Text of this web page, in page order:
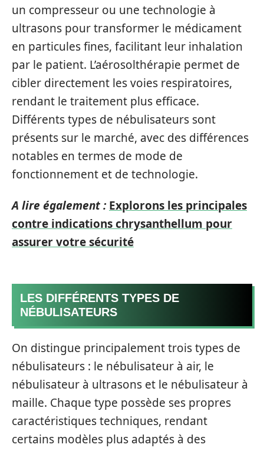
un compresseur ou une technologie à
ultrasons pour transformer le médicament
en particules fines, facilitant leur inhalation
par le patient. L’aérosolthérapie permet de
cibler directement les voies respiratoires,
rendant le traitement plus efficace.
Différents types de nébulisateurs sont
présents sur le marché, avec des différences
notables en termes de mode de
fonctionnement et de technologie.
A lire également : Explorons les principales
contre indications chrysanthellum pour
assurer votre sécurité
LES DIFFÉRENTS TYPES DE
NÉBULISATEURS
On distingue principalement trois types de
nébulisateurs : le nébulisateur à air, le
nébulisateur à ultrasons et le nébulisateur à
maille. Chaque type possède ses propres
caractéristiques techniques, rendant
certains modèles plus adaptés à des